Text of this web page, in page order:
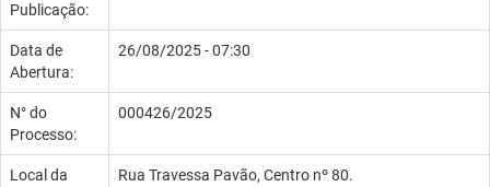
Publicação:
Data de
Abertura:
26/08/2025 - 07:30
N° do
Processo:
000426/2025
Local da
Rua Travessa Pavão, Centro nº 80.